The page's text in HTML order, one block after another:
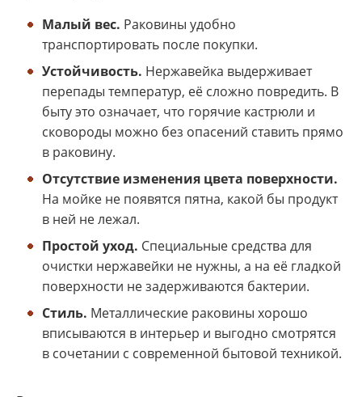
Малый вес. Раковины удобно
транспортировать после покупки.
Устойчивость. Нержавейка выдерживает
перепады температур, её сложно повредить. В
быту это означает, что горячие кастрюли и
сковороды можно без опасений ставить прямо
в раковину.
Отсутствие изменения цвета поверхности.
На мойке не появятся пятна, какой бы продукт
в ней не лежал.
Простой уход. Специальные средства для
очистки нержавейки не нужны, а на её гладкой
поверхности не задерживаются бактерии.
Стиль. Металлические раковины хорошо
вписываются в интерьер и выгодно смотрятся
в сочетании с современной бытовой техникой.